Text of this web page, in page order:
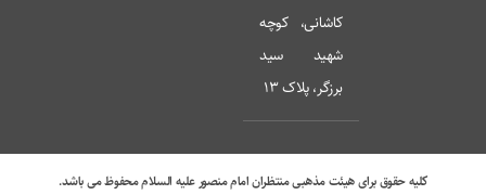
کاشانی، کوچه
شهید سید
برزگر، پلاک 13
کلیه حقوق برای هیئت مذهبی منتظران امام منصور علیه السلام محفوظ می باشد.